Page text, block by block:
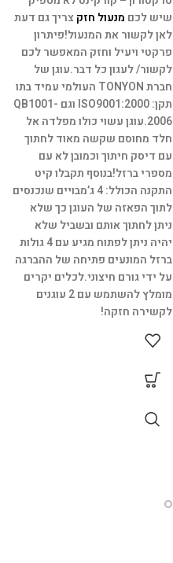
שיש לכם מנעול חזקצריך גם דעת
לאן לקשור את המנעול!פיתרון
פרקטי ויעיל וחזק המאפשר לכם
לקשור/ לעגון כל דבר.עוגן של
חברת TONYON העולמי עמיד בתו
תקן: ISO9001:2000 וגם QB1001-
2006. עוגן עשוי כולו מפלדה אל
חלד מחוסם שקשה מאוד לחתוך
עם דיסק חיתוך וכמובן לא עם
מספרי ברזל!בנוסף תקבלו קיט
התקנה הכולל: 4 ג’מבויים שנכנסים
לתוך הפאזה של העוגן כך שלא
ניתן לחתוך אותם ובשביל שלא
יהיה ניתן לפתוח מגיע עם 4 גולות
ברזל המונעים פתיחה של ההברגה
על ידי גורם חיצוני.לכלים יקרים
מומלץ להשתמש עם 2 עוגנים
לקשירה חזקה!